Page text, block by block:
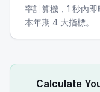
率計算機，1 秒內
本年期 4 大指標。
Calculate